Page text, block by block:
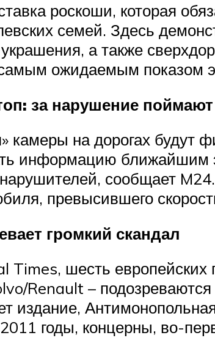
роскоши, которая
семей. Здесь
а также
ожидаемым показом
за нарушение
камеры на дорогах будут
информацию
сообщает
превысившего
громкий скандал
Times, шесть
Renault –
издание,
годы, концерны, во-